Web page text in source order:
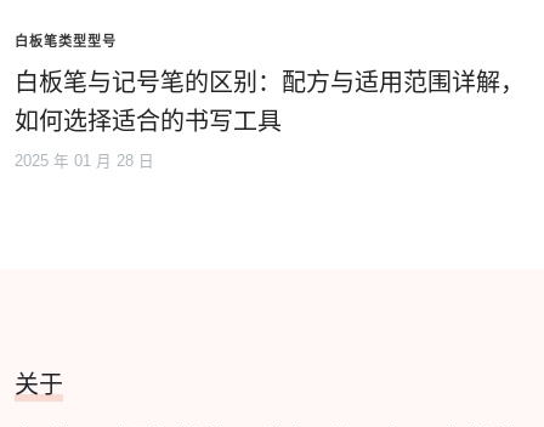
白板笔类型型号
白板笔与记号笔的区别：配方与适用范围详解，
如何选择适合的书写工具
2025 年 01 月 28 日
关于